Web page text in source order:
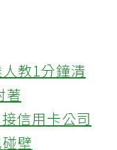
教1分鐘清
著
信用卡公司
壁